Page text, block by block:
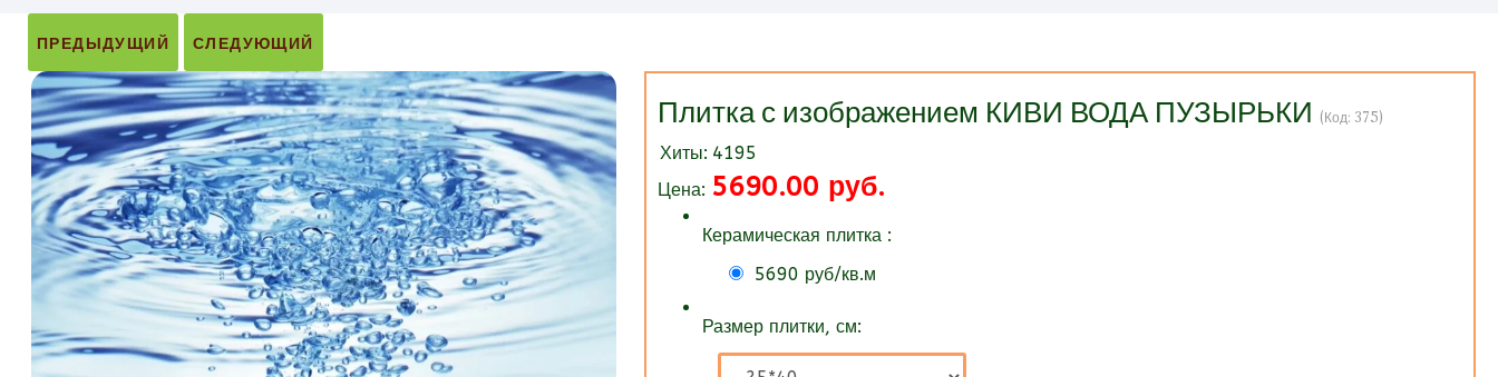
ПРЕДЫДУЩИЙ СЛЕДУЮЩИЙ
Плитка с изображением КИВИ ВОДА ПУЗЫРЬКИ (Код: 375)
Хиты: 4195
Цена: 5690.00 руб.
Керамическая плитка :
5690 руб/кв.м
Размер плитки, см: